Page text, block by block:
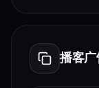
播客广